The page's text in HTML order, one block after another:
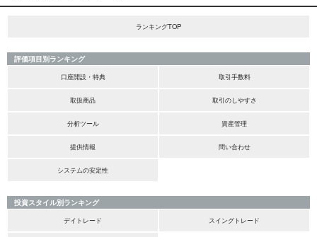
ランキングTOP
評価項目別ランキング
口座開設・特典
取引手数料
取扱商品 取引のしやすさ
分析ツール 資産管理
提供情報 問い合わせ
システムの安定性
投資スタイル別ランキング
デイトレード
スイングトレード